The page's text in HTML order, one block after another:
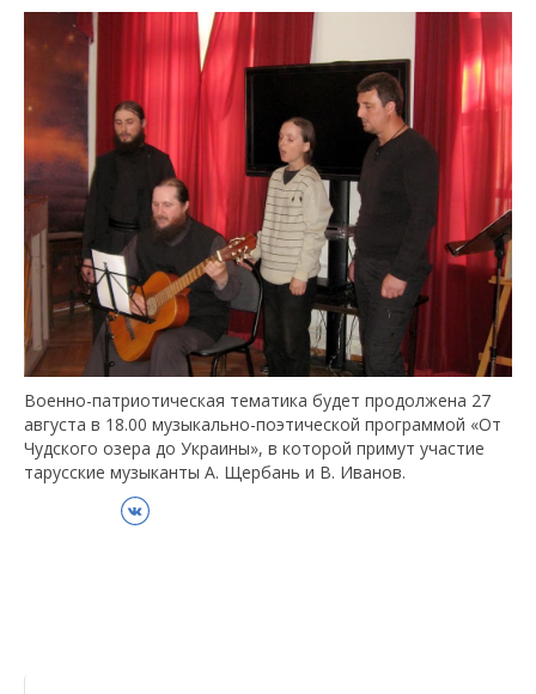
Военно-патриотическая тематика будет продолжена 27
августа в 18.00 музыкально-поэтической программой «От
Чудского озера до Украины», в которой примут участие
тарусские музыканты А. Щербань и В. Иванов.
ВКонтакте